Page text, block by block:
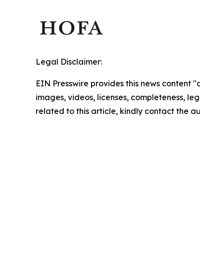
Legal Disclaimer:
EIN Presswire provides this news
images, videos, licenses, completeness,
related to this article, kindly contact the